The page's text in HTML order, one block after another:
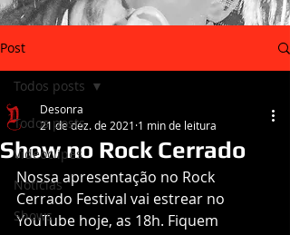
Post
Todos posts
Videoclipes
Notícias
Shows
Todos posts
Show no Rock Cerrado
Desonra
21 de dez. de 2021 1 min de leitura
Nossa apresentação no Rock
Cerrado Festival vai estrear no
YouTube hoje, as 18h. Fiquem